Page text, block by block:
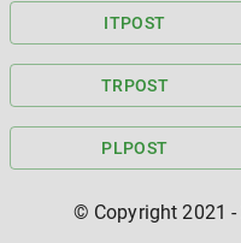
ITPOST
TRPOST
PLPOST
© Copyright 2021 -